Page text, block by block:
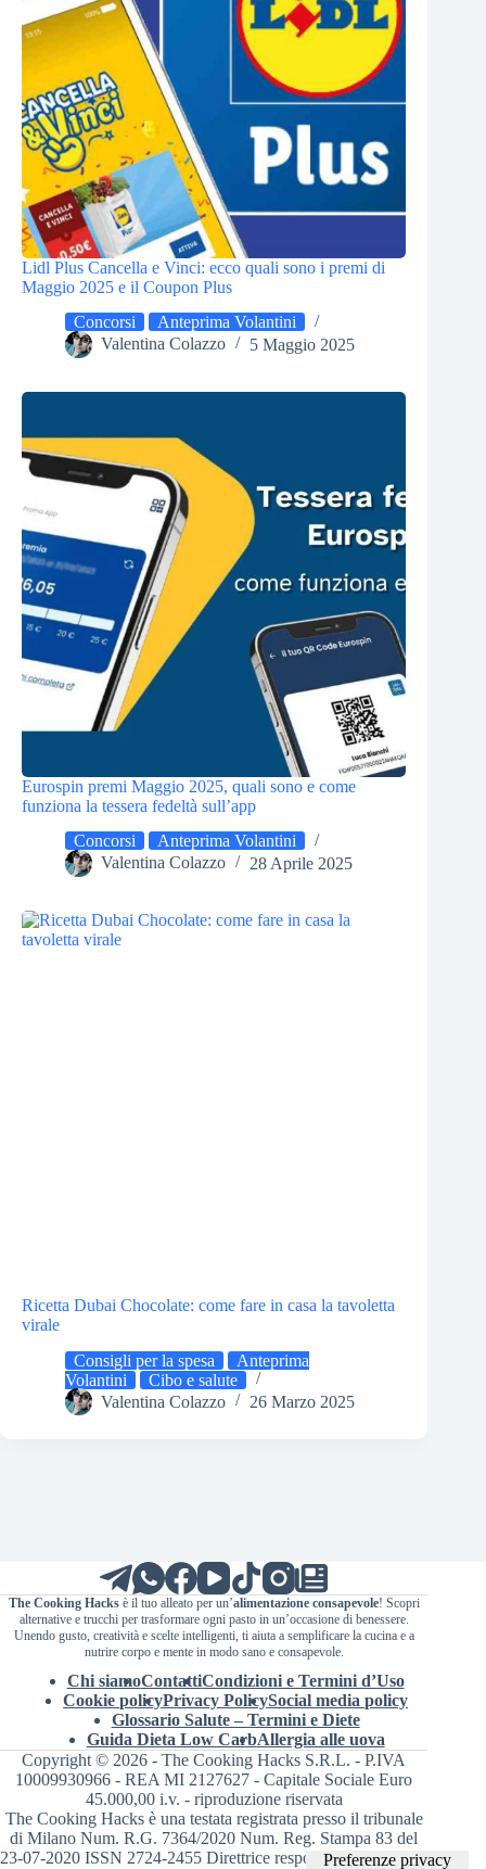
Lidl Plus Cancella e Vinci: ecco quali sono i premi di
Maggio 2025 e il Coupon Plus
Concorsi
Anteprima Volantini
Valentina Colazzo
5 Maggio 2025
Eurospin premi Maggio 2025, quali sono e come
funziona la tessera fedeltà sull’app
Concorsi
Anteprima Volantini
Valentina Colazzo
28 Aprile 2025
Ricetta Dubai Chocolate: come fare in casa la tavoletta
virale
Consigli per la spesa
Anteprima
Volantini
Cibo e salute
Valentina Colazzo
26 Marzo 2025
The Cooking Hacksè il tuo alleato per un’alimentazione consapevole! Scopri
alternative e trucchi per trasformare ogni pasto in un’occasione di benessere.
Unendo gusto, creatività e scelte intelligenti, ti aiuta a semplificare la cucina e a
nutrire corpo e mente in modo sano e consapevole.
Chi siamoContattiCondizioni e Termini d’Uso
Cookie policyPrivacy PolicySocial media policy
Glossario Salute – Termini e Diete
Guida Dieta Low CarbAllergia alle uova
Copyright © 2026 - The Cooking Hacks S.R.L. - P.IVA
10009930966 - REA MI 2127627 - Capitale Sociale Euro
45.000,00 i.v. - riproduzione riservata
The Cooking Hacks è una testata registrata presso il tribunale
di Milano Num. R.G. 7364/2020 Num. Reg. Stampa 83 del
23-07-2020 ISSN 2724-2455 Direttrice responsabile Valentina